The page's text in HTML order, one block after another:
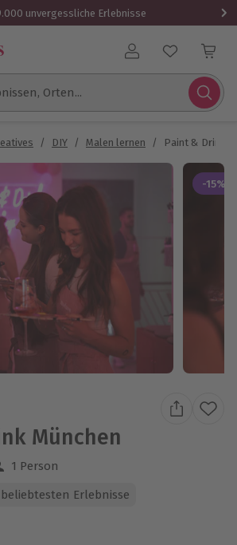
unvergessliche Erlebnisse
Benutzerkonto
Orten...
/ DIY / Malen lernen / Paint & Drink
-15%
München
10 Bewertungen
1 Person
Erlebnisse